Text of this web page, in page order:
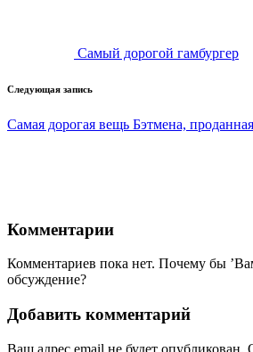
Самый дорогой гамбургер
Следующая запись
Самая дорогая вещь Бэтмена,
Комментарии
Комментариев пока нет. Почему бы
обсуждение?
Добавить комментарий
Ваш адрес email не будет опубликован.